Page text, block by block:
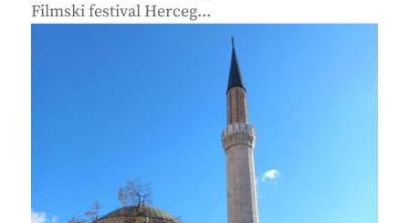
Filmski festival Herceg...